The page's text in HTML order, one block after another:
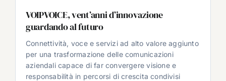
VOIPVOICE, vent’anni d’innovazione
guardando al futuro
Connettività, voce e servizi ad alto valore aggiunto
per una trasformazione delle comunicazioni
aziendali capace di far convergere visione e
responsabilità in percorsi di crescita condivisi